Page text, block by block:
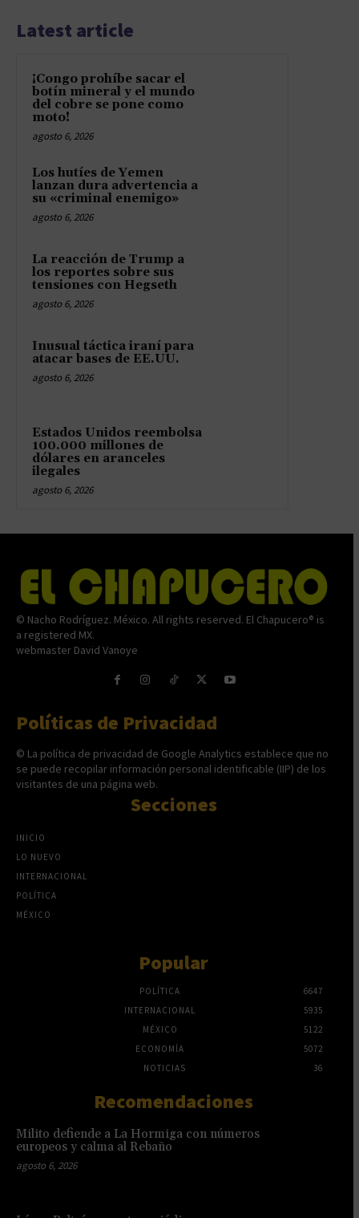
Latest article
¡Congo prohíbe sacar el
botín mineral y el mundo
del cobre se pone como
moto!
agosto 6, 2026
Los hutíes de Yemen
lanzan dura advertencia a
su «criminal enemigo»
agosto 6, 2026
La reacción de Trump a
los reportes sobre sus
tensiones con Hegseth
agosto 6, 2026
Inusual táctica iraní para
atacar bases de EE.UU.
agosto 6, 2026
Estados Unidos reembolsa
100.000 millones de
dólares en aranceles
ilegales
agosto 6, 2026
© Nacho Rodríguez. México. All rights reserved. El Chapucero® is
a registered MX.
webmaster David Vanoye
Políticas de Privacidad
© La política de privacidad de Google Analytics establece que no
se puede recopilar información personal identificable (IIP) de los
visitantes de una página web.
Secciones
INICIO
LO NUEVO
INTERNACIONAL
POLÍTICA
MÉXICO
Popular
POLÍTICA
6647
INTERNACIONAL
5935
MÉXICO
5122
ECONOMÍA
5072
NOTICIAS
36
Recomendaciones
Milito defiende a La Hormiga con números
europeos y calma al Rebaño
agosto 6, 2026